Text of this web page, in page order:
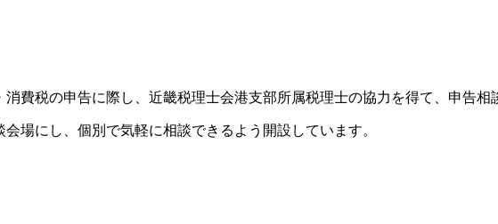
費税の申告に際し、近畿税理士会港支部所属税理士の協力を得て、申告相
場にし、個別で気軽に相談できるよう開設しています。